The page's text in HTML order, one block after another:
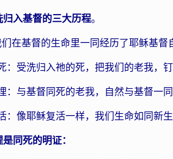
归入基督的三大历程。
们在基督的生命里一同经历了耶稣基督
：受洗归入祂的死，把我们的老我，
：与基督同死的老我，自然与基督一
：像耶稣复活一样，我们生命如同新
同死的明证：